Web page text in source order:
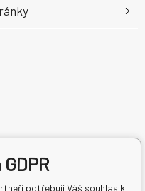
potřebují Váš souhlas k